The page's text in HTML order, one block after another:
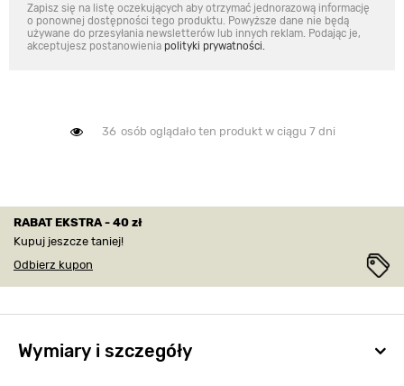
Zapisz się na listę oczekujących aby otrzymać jednorazową informację
o ponownej dostępności tego produktu. Powyższe dane nie będą
używane do przesyłania newsletterów lub innych reklam. Podając je,
akceptujesz postanowienia polityki prywatności.
36 osób oglądało ten produkt w ciągu 7 dni
RABAT EKSTRA - 40 zł
Kupuj jeszcze taniej!
Odbierz kupon
Wymiary i szczegóły